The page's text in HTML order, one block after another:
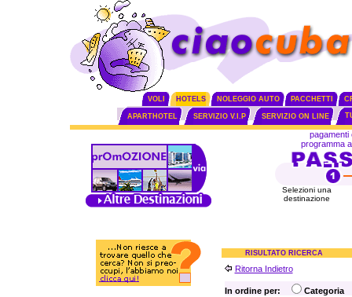
VOLI HOTELS NOLEGGIO AUTO PACCHETTI
APARTHOTEL SERVIZIO V.I.P SERVIZIO ON LINE
pagamenti
programma
Selezioni una
destinazione
RISULTATO RICERCA
Ritorna Indietro
In ordine per: Categoria